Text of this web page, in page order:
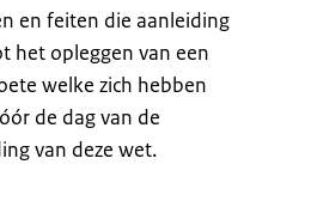
en feiten die aanleiding
het opleggen van een
welke zich hebben
de dag van de
van deze wet.